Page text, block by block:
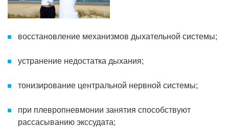
восстановление механизмов дыхательной системы;
устранение недостатка дыхания;
тонизирование центральной нервной системы;
при плевропневмонии занятия способствуют
рассасыванию экссудата;